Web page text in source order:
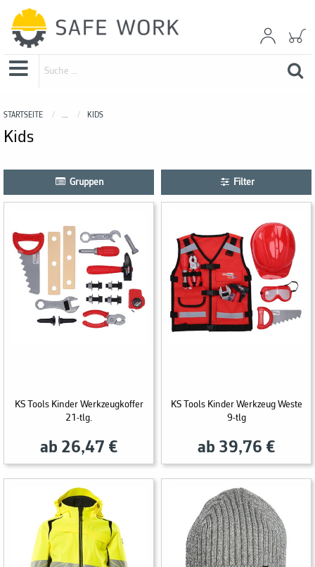
STARTSEITE ... KIDS
Kids
Gruppen Filter
KS Tools Kinder Werkzeugkoffer
21-tlg.
ab 26,47 €
KS Tools Kinder Werkzeug Weste
9-tlg
ab 39,76 €